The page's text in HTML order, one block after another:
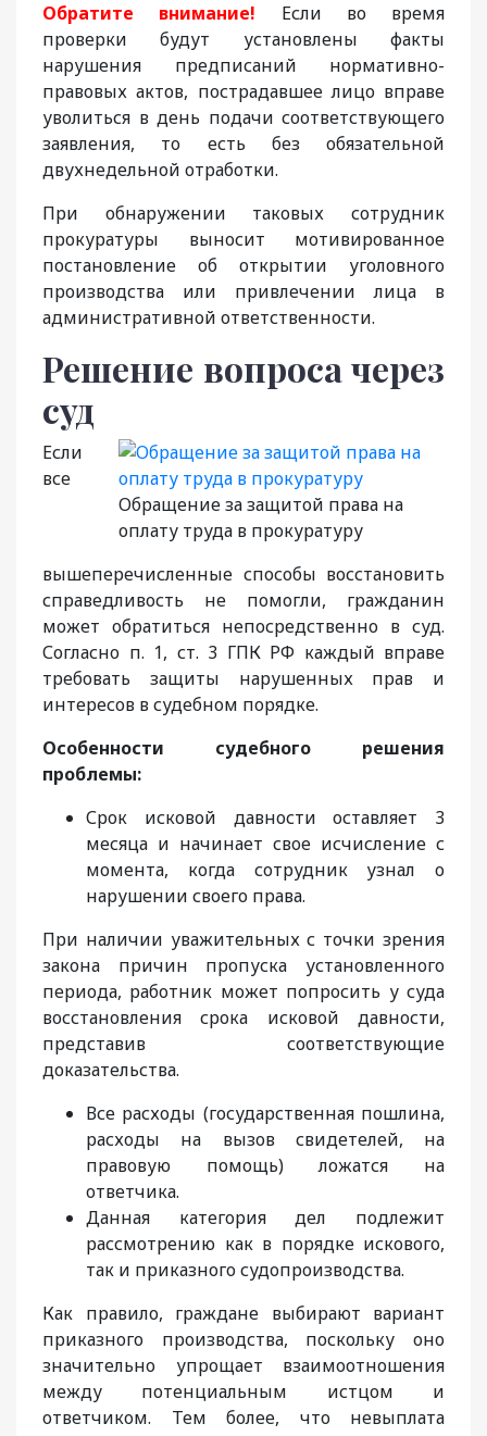
Обратите внимание! Если во время
проверки будут установлены факты
нарушения предписаний нормативно-
правовых актов, пострадавшее лицо вправе
уволиться в день подачи соответствующего
заявления, то есть без обязательной
двухнедельной отработки.
При обнаружении таковых сотрудник
прокуратуры выносит мотивированное
постановление об открытии уголовного
производства или привлечении лица в
административной ответственности.
Решение вопроса через
суд
Обращение за защитой права на
оплату труда в прокуратуру
Если
все
вышеперечисленные способы восстановить
справедливость не помогли, гражданин
может обратиться непосредственно в суд.
Согласно п. 1, ст. 3 ГПК РФ каждый вправе
требовать защиты нарушенных прав и
интересов в судебном порядке.
Особенности судебного решения
проблемы:
Срок исковой давности оставляет 3
месяца и начинает свое исчисление с
момента, когда сотрудник узнал о
нарушении своего права.
При наличии уважительных с точки зрения
закона причин пропуска установленного
периода, работник может попросить у суда
восстановления срока исковой давности,
представив соответствующие
доказательства.
Все расходы (государственная пошлина,
расходы на вызов свидетелей, на
правовую помощь) ложатся на
ответчика.
Данная категория дел подлежит
рассмотрению как в порядке искового,
так и приказного судопроизводства.
Как правило, граждане выбирают вариант
приказного производства, поскольку оно
значительно упрощает взаимоотношения
между потенциальным истцом и
ответчиком. Тем более, что невыплата